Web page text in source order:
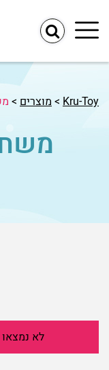
Kru-Toy
> מוצרים >
לא